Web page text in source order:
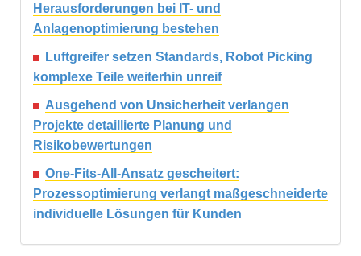
Herausforderungen bei IT- und
Anlagenoptimierung bestehen
Luftgreifer setzen Standards, Robot Picking
komplexe Teile weiterhin unreif
Ausgehend von Unsicherheit verlangen
Projekte detaillierte Planung und
Risikobewertungen
One-Fits-All-Ansatz gescheitert:
Prozessoptimierung verlangt maßgeschneiderte
individuelle Lösungen für Kunden